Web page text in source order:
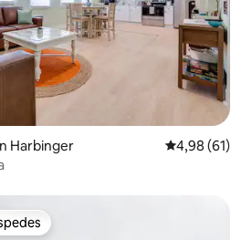
Harbinger Calificación
4,98 (61)
más destacados